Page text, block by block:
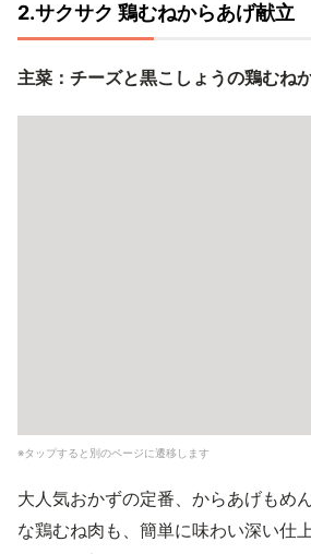
2.サクサク 鶏むねからあげ献立
主菜：チーズと黒こしょうの鶏むね
※タップすると別のページに遷移します
大人気おかずの定番、からあげもめ
な鶏むね肉も、簡単に味わい深い仕